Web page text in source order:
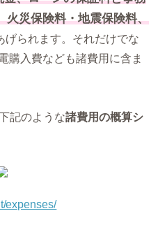
火災保険料・地震保険料、
げられます。それだけでな
購入費なども諸費用に含ま
記のような諸費用の概算シ
expenses/